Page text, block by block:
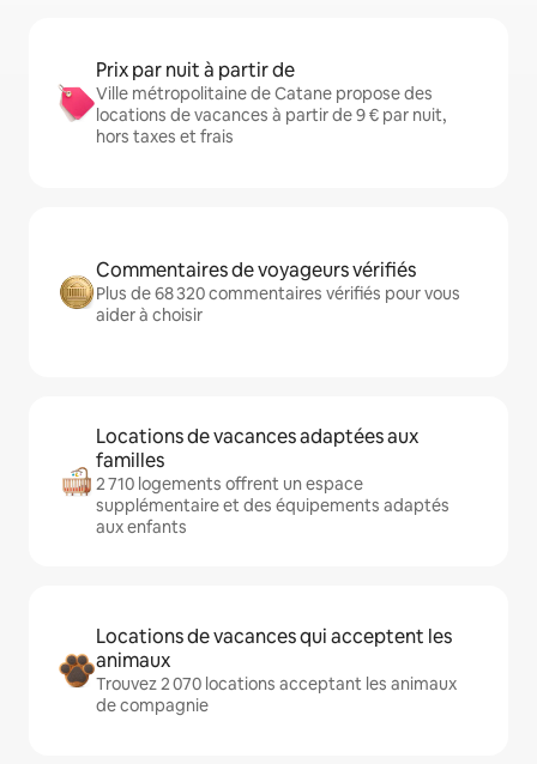
Prix par nuit à partir de
Ville métropolitaine de Catane propose des
locations de vacances à partir de 9 € par nuit,
hors taxes et frais
Commentaires de voyageurs vérifiés
Plus de 68 320 commentaires vérifiés pour vous
aider à choisir
Locations de vacances adaptées aux
familles
2 710 logements offrent un espace
supplémentaire et des équipements adaptés
aux enfants
Locations de vacances qui acceptent les
animaux
Trouvez 2 070 locations acceptant les animaux
de compagnie